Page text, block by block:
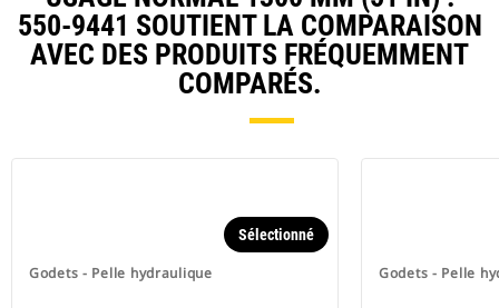
550-9441 SOUTIENT LA COMPARAISON
AVEC DES PRODUITS FRÉQUEMMENT
COMPARÉS.
Godets - Pelle hydraulique
Sélectionné
Godets - Pelle